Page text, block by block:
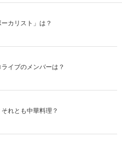
カリスト」は？
イブのメンバーは？
れとも中華料理？